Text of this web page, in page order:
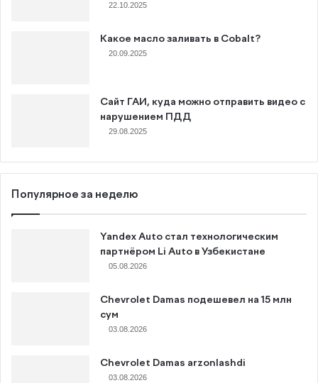
22.10.2025
Какое масло заливать в Cobalt?
20.09.2025
Сайт ГАИ, куда можно отправить видео с
нарушением ПДД
29.08.2025
Популярное за неделю
Yandex Auto стал технологическим
партнёром Li Auto в Узбекистане
05.08.2026
Chevrolet Damas подешевел на 15 млн
сум
03.08.2026
Chevrolet Damas arzonlashdi
03.08.2026